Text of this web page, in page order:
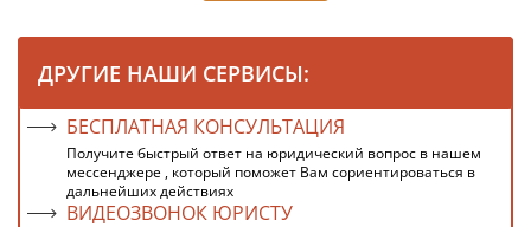
ДРУГИЕ НАШИ СЕРВИСЫ:
БЕСПЛАТНАЯ КОНСУЛЬТАЦИЯ
Получите быстрый ответ на юридический вопрос в нашем
мессенджере , который поможет Вам сориентироваться в
дальнейших действиях
ВИДЕОЗВОНОК ЮРИСТУ